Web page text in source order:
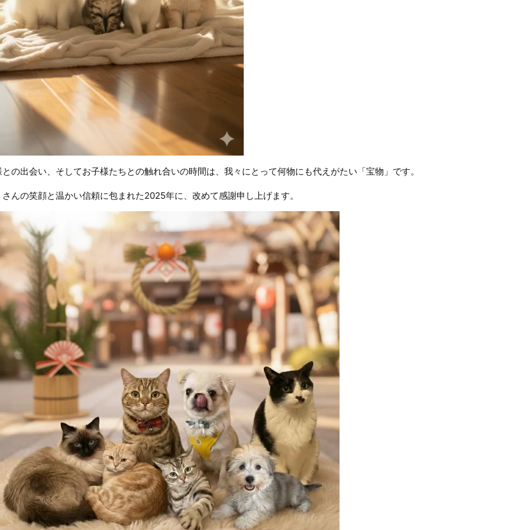
との出会い、そしてお子様たちとの触れ合いの時間は、我々にとって何物にも代えがたい「宝物」です。
さんの笑顔と温かい信頼に包まれた2025年に、改めて感謝申し上げます。